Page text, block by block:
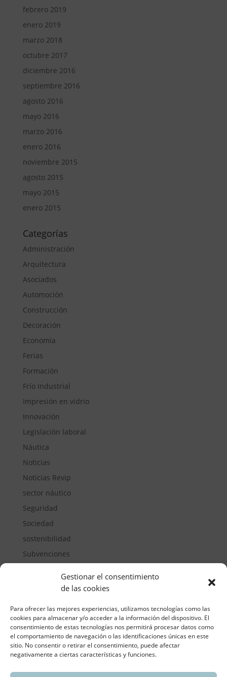
Gestionar el consentimiento
de las cookies
Para ofrecer las mejores experiencias, utilizamos tecnologías como las
cookies para almacenar y/o acceder a la información del dispositivo. El
consentimiento de estas tecnologías nos permitirá procesar datos como
el comportamiento de navegación o las identificaciones únicas en este
sitio. No consentir o retirar el consentimiento, puede afectar
negativamente a ciertas características y funciones.
febrero 2019
enero 2019
marzo 2018
octubre 2017
diciembre 2016
septiembre 2016
agosto 2016
mayo 2016
marzo 2016
enero 2016
noviembre 2015
agosto 2015
mayo 2015
enero 2015
Categorías
Administración
Arquitectura
Asociados
Automoción
Construcción
Decoración
Economía
Ferias
Formación
Frío Industrial
Impresión en vidrio
Innovación
Legislación laboral
Náutica
Noticias
Noticias Revip
sector náutico
Seguridad
Sociedad
sostenibilidad
Subvenciones